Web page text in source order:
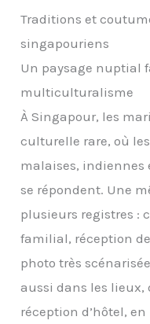
Traditions et
singapouriens
Un paysage nuptial
multiculturalisme
À Singapour, les
culturelle rare, où
malaises, indiennes
se répondent. Une
plusieurs registres :
familial, réception
photo très
aussi dans les lieux,
réception d’hôtel,